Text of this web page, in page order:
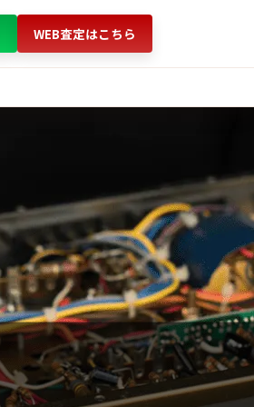
WEB査定はこちら